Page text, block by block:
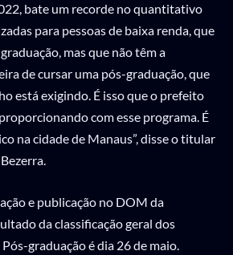
bate um recorde no quantitativo
para pessoas de baixa renda, que
mas que não têm a
de cursar uma pós-graduação, que
está exigindo. É isso que o prefeito
com esse programa. É
na cidade de Manaus”, disse o titular
e publicação no DOM da
da classificação geral dos
graduação é dia 26 de maio.